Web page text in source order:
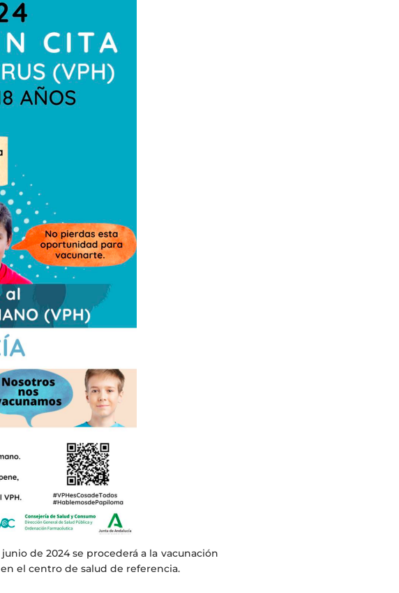
de 2024 se procederá a la vacunación
el centro de salud de referencia.